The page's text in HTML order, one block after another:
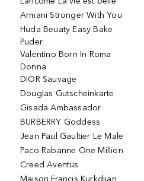
Armani Stronger With You
Huda Beuaty Easy Bake
Puder
Valentino Born In Roma
Donna
DIOR Sauvage
Douglas Gutscheinkarte
Gisada Ambassador
BURBERRY Goddess
Jean Paul Gaultier Le Male
Paco Rabanne One Million
Creed Aventus